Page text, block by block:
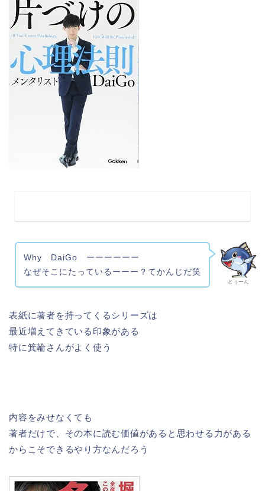
とぅーん
Why DaiGo ーーーーーー
なぜそこにたっているーーー？てかんじだ笑
表紙に著者を持ってくるシリーズは
最近増えてきている印象がある
特に箕輪さんがよく使う
内容をみせなくても
著者だけで、その本に読む価値があると思わせる力がある
からこそできるやり方なんだろう